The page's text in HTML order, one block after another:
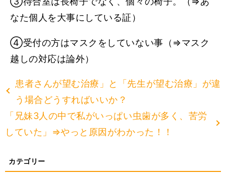
なた個人を大事にしている証）
④受付の方はマスクをしていない事（⇒マスク
越しの対応は論外）
患者さんが望む治療」と「先生が望む治療」が違
う場合どうすればいいか？
「兄妹3人の中で私がいっぱい虫歯が多く、苦労
していた」⇒やっと原因がわかった！！